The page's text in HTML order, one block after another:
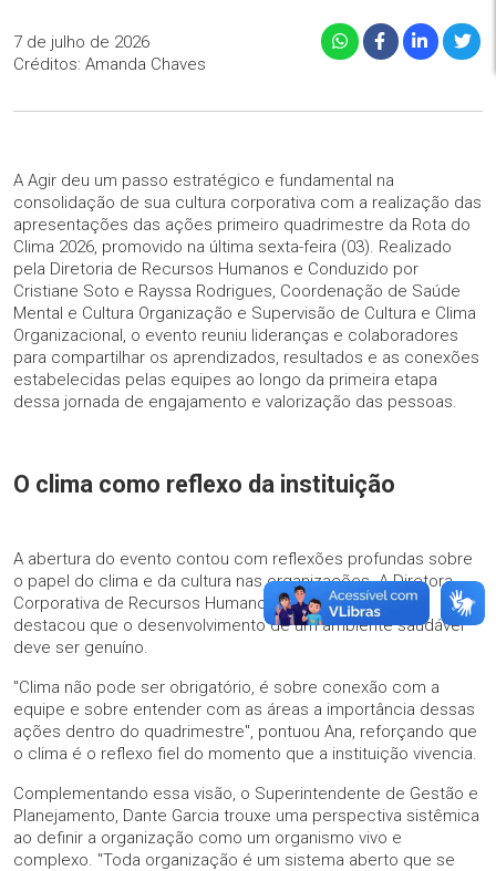
7 de julho de 2026
Créditos: Amanda Chaves
A Agir deu um passo estratégico e fundamental na
consolidação de sua cultura corporativa com a realização das
apresentações das ações primeiro quadrimestre da Rota do
Clima 2026, promovido na última sexta-feira (03). Realizado
pela Diretoria de Recursos Humanos e Conduzido por
Cristiane Soto e Rayssa Rodrigues, Coordenação de Saúde
Mental e Cultura Organização e Supervisão de Cultura e Clima
Organizacional, o evento reuniu lideranças e colaboradores
para compartilhar os aprendizados, resultados e as conexões
estabelecidas pelas equipes ao longo da primeira etapa
dessa jornada de engajamento e valorização das pessoas.
O clima como reflexo da instituição
A abertura do evento contou com reflexões profundas sobre
o papel do clima e da cultura nas organizações. A Diretora
Corporativa de Recursos Humanos, Ana Karolina Barros
destacou que o desenvolvimento de um ambiente saudável
deve ser genuíno.
"Clima não pode ser obrigatório, é sobre conexão com a
equipe e sobre entender com as áreas a importância dessas
ações dentro do quadrimestre", pontuou Ana, reforçando que
o clima é o reflexo fiel do momento que a instituição vivencia.
Complementando essa visão, o Superintendente de Gestão e
Planejamento, Dante Garcia trouxe uma perspectiva sistêmica
ao definir a organização como um organismo vivo e
complexo. "Toda organização é um sistema aberto que se